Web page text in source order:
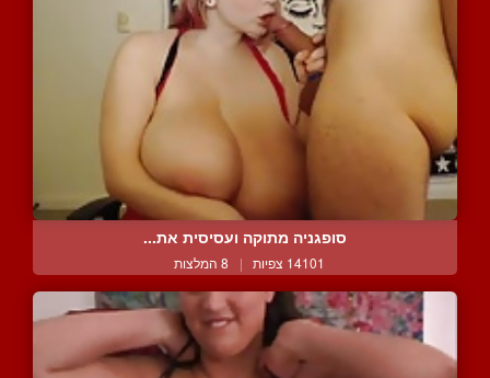
סופגניה מתוקה ועסיסית את...
14101 צפיות | 8 המלצות